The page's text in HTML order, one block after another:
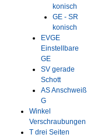
konisch
GE - SR
konisch
EVGE
Einstellbare
GE
SV gerade
Schott
AS Anschweiß
G
Winkel
Verschraubungen
T drei Seiten